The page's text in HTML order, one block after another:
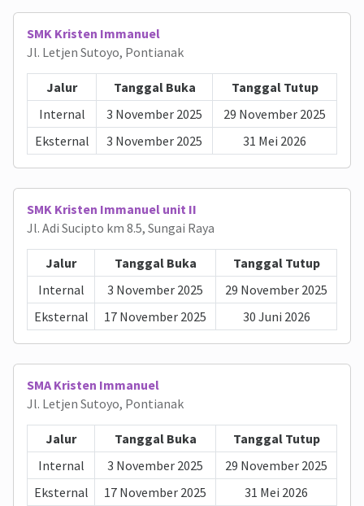
SMK Kristen Immanuel
Jl. Letjen Sutoyo, Pontianak
Jalur Tanggal Buka
Tanggal Tutup
Internal
3 November 2025
29 November 2025
Eksternal
3 November 2025 31 Mei 2026
SMK Kristen Immanuel unit II
Jl. Adi Sucipto km 8.5, Sungai Raya
Jalur Tanggal Buka
Tanggal Tutup
Internal
3 November 2025
29 November 2025
Eksternal
17 November 2025 30 Juni 2026
SMA Kristen Immanuel
Jl. Letjen Sutoyo, Pontianak
Jalur Tanggal Buka
Tanggal Tutup
Internal
3 November 2025
29 November 2025
Eksternal
17 November 2025 31 Mei 2026